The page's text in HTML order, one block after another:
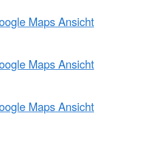
Maps Ansicht
Maps Ansicht
Maps Ansicht